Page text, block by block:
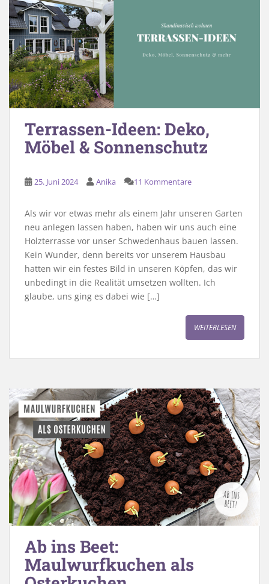
Terrassen-Ideen: Deko,
Möbel & Sonnenschutz
25. Juni 2024 Anika 11 Kommentare
Als wir vor etwas mehr als einem Jahr unseren Garten
neu anlegen lassen haben, haben wir uns auch eine
Holzterrasse vor unser Schwedenhaus bauen lassen.
Kein Wunder, denn bereits vor unserem Hausbau
hatten wir ein festes Bild in unseren Köpfen, das wir
unbedingt in die Realität umsetzen wollten. Ich
glaube, uns ging es dabei wie […]
WEITERLESEN
Ab ins Beet:
Maulwurfkuchen als